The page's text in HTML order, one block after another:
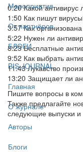
Мероприятия
От партнёров
БЛОГИ
BIS JOURNAL
Главная
О журнале
Авторы
Блоги
0:20 Какой антивирус
1:50 Как пишут
3:57 Как
5:22 Нужен ли
8:23 Бесплатные
9:52 Как выбрать
11:43 Лукавство
13:20 Защищает ли
Пишите вопросы в
Также предлагайте
следующие выпуски и